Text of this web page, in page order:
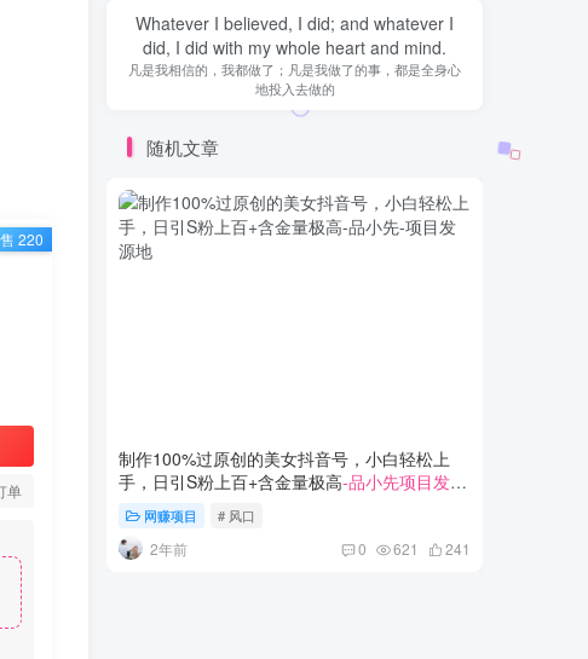
单
220
Whatever I believed, I did; and whatever I
did, I did with my whole heart and mind.
凡是我相信的，我都做了；凡是我做了的事，都是全身心
地投入去做的
随机文章
制作100%过原创的美女抖音号，小白轻松上
手，日引S粉上百+含金量极高-品小先项目发源
地
网赚项目 # 风口
2年前 0 621 241